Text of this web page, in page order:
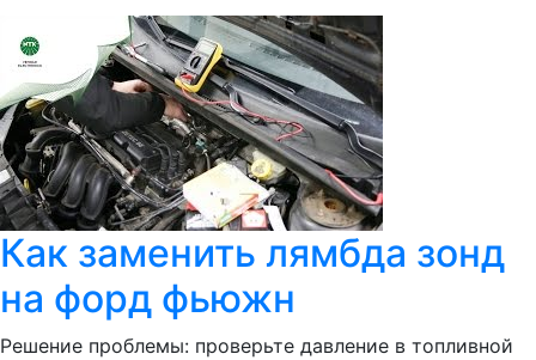
Как заменить лямбда зонд
на форд фьюжн
Решение проблемы: проверьте давление в топливной